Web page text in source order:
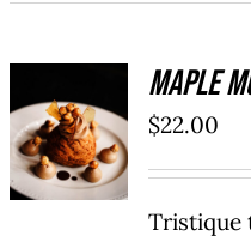
ADD TO
CART
/
DÉTAILS
Maple
$22.00
Tristique